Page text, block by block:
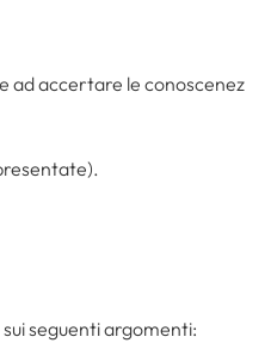
ad accertare le conoscenez
seguenti argomenti: